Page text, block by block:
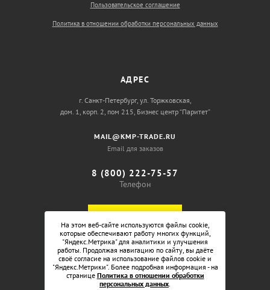
Пользовательское соглашение
Политика в отношении обработки персональных данных
АДРЕС
г. Санкт-Петербург, ул. Торжковская,
дом. 1, корп. 2, пом 215, Бизнес центр “Паритет”
MAIL@KMP-TRADE.RU
Email для заказов
8 (800) 222-75-57
Телефон
На этом веб-сайте используются файлы cookie,
которые обеспечивают работу многих функций,
"Яндекс.Метрика" для аналитики и улучшения
работы. Продолжая навигацию по сайту, вы даёте
своё согласие на использование файлов cookie и
"Яндекс.Метрики". Более подробная информация - на
странице Политика в отношении обработки
персональных данных.